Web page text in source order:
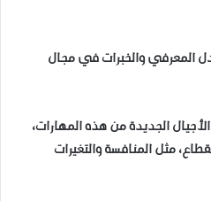
المعرفي والخبرات في مجال
الجديدة من هذه المهارات،
مثل المنافسة والتغيرات